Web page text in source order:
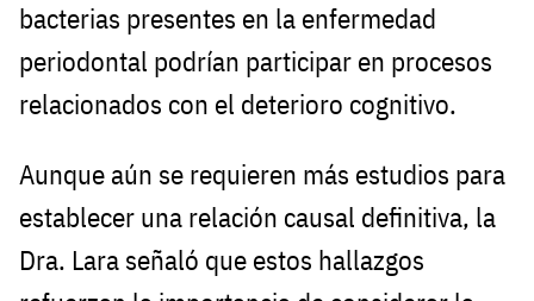
bacterias presentes en la enfermedad
periodontal podrían participar en procesos
relacionados con el deterioro cognitivo.
Aunque aún se requieren más estudios para
establecer una relación causal definitiva, la
Dra. Lara señaló que estos hallazgos